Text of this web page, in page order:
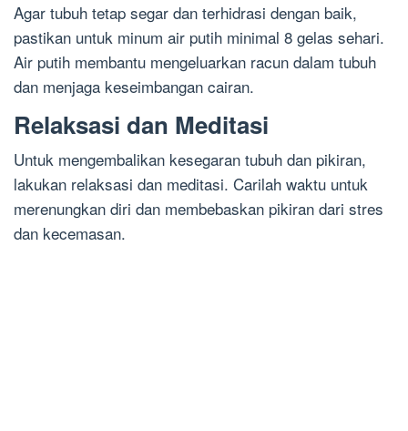
Agar tubuh tetap segar dan terhidrasi dengan baik,
pastikan untuk minum air putih minimal 8 gelas sehari.
Air putih membantu mengeluarkan racun dalam tubuh
dan menjaga keseimbangan cairan.
Relaksasi dan Meditasi
Untuk mengembalikan kesegaran tubuh dan pikiran,
lakukan relaksasi dan meditasi. Carilah waktu untuk
merenungkan diri dan membebaskan pikiran dari stres
dan kecemasan.